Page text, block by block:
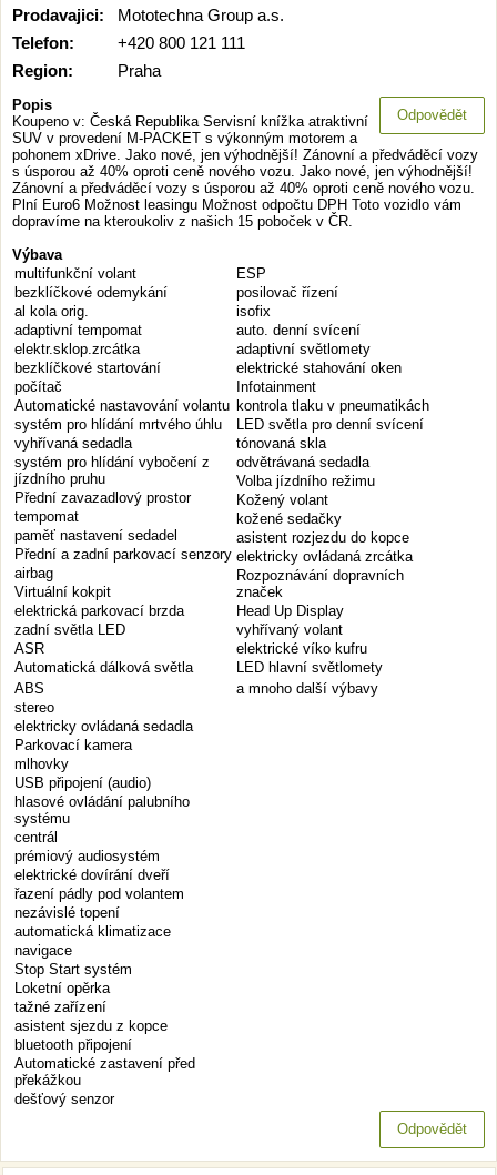
Prodavajici:
Mototechna Group a.s.
Telefon:
+420 800 121 111
Region:
Praha
Odpovědět
Popis
Koupeno v: Česká Republika Servisní knížka atraktivní
SUV v provedení M-PACKET s výkonným motorem a
pohonem xDrive. Jako nové, jen výhodnější! Zánovní a předváděcí vozy
s úsporou až 40% oproti ceně nového vozu. Jako nové, jen výhodnější!
Zánovní a předváděcí vozy s úsporou až 40% oproti ceně nového vozu.
Plní Euro6 Možnost leasingu Možnost odpočtu DPH Toto vozidlo vám
dopravíme na kteroukoliv z našich 15 poboček v ČR.
Výbava
multifunkční volant
bezklíčkové odemykání
al kola orig.
adaptivní tempomat
elektr.sklop.zrcátka
bezklíčkové startování
počítač
Automatické nastavování volantu
systém pro hlídání mrtvého úhlu
vyhřívaná sedadla
systém pro hlídání vybočení z
jízdního pruhu
Přední zavazadlový prostor
tempomat
paměť nastavení sedadel
Přední a zadní parkovací senzory
airbag
Virtuální kokpit
elektrická parkovací brzda
zadní světla LED
ASR
Automatická dálková světla
ESP
posilovač řízení
isofix
auto. denní svícení
adaptivní světlomety
elektrické stahování oken
Infotainment
kontrola tlaku v pneumatikách
LED světla pro denní svícení
tónovaná skla
odvětrávaná sedadla
Volba jízdního režimu
Kožený volant
kožené sedačky
asistent rozjezdu do kopce
elektricky ovládaná zrcátka
Rozpoznávání dopravních
značek
Head Up Display
vyhřívaný volant
elektrické víko kufru
LED hlavní světlomety
ABS
stereo
elektricky ovládaná sedadla
Parkovací kamera
mlhovky
USB připojení (audio)
hlasové ovládání palubního
systému
centrál
prémiový audiosystém
elektrické dovírání dveří
řazení pádly pod volantem
nezávislé topení
automatická klimatizace
navigace
Stop Start systém
Loketní opěrka
tažné zařízení
asistent sjezdu z kopce
bluetooth připojení
Automatické zastavení před
překážkou
dešťový senzor
a mnoho další výbavy
Odpovědět